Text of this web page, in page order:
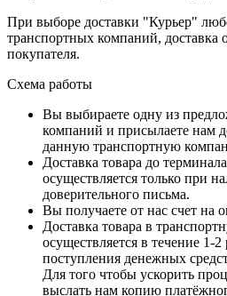
При выборе доставки "Курьер"
транспортных компаний, доставка
покупателя.
Схема работы
Вы выбираете одну из
компаний и присылаете нам
данную транспортную
Доставка товара до
осуществляется только при
доверительного письма.
Вы получаете от нас счет на
Доставка товара в
осуществляется в течение 1-
поступления денежных
Для того чтобы ускорить
выслать нам копию